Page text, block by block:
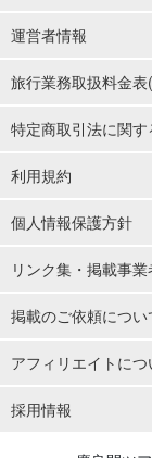
運営者情報
旅行業務取扱料金
特定商取引法に関
利用規約
個人情報保護方針
リンク集・掲載事
掲載のご依頼につい
アフィリエイトにつ
採用情報